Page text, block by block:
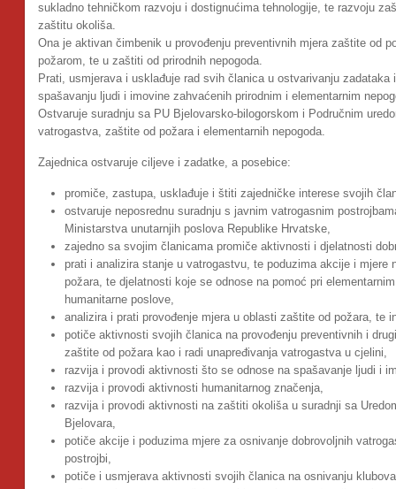
sukladno tehničkom razvoju i dostignućima tehnologije, te razvoju
zaštitu okoliša.
Ona je aktivan čimbenik u provođenju preventivnih mjera zaštite od
požarom, te u zaštiti od prirodnih nepogoda.
Prati, usmjerava i usklađuje rad svih članica u ostvarivanju
spašavanju ljudi i imovine zahvaćenih prirodnim i elementarnim
Ostvaruje suradnju sa PU Bjelovarsko-bilogorskom i Područnim
vatrogastva, zaštite od požara i elementarnih nepogoda.
Zajednica ostvaruje ciljeve i zadatke, a posebice:
promiče, zastupa, usklađuje i štiti zajedničke interese svojih
ostvaruje neposrednu suradnju s javnim vatrogasnim
Ministarstva unutarnjih poslova Republike Hrvatske,
zajedno sa svojim članicama promiče aktivnosti i djelatnosti
prati i analizira stanje u vatrogastvu, te poduzima akcije i
požara, te djelatnosti koje se odnose na pomoć pri
humanitarne poslove,
analizira i prati provođenje mjera u oblasti zaštite od požara, te
potiče aktivnosti svojih članica na provođenju preventivnih i
zaštite od požara kao i radi unapređivanja vatrogastva u cjelini,
razvija i provodi aktivnosti što se odnose na spašavanje ljudi i
razvija i provodi aktivnosti humanitarnog značenja,
razvija i provodi aktivnosti na zaštiti okoliša u suradnji sa
Bjelovara,
potiče akcije i poduzima mjere za osnivanje dobrovoljnih
postrojbi,
potiče i usmjerava aktivnosti svojih članica na osnivanju